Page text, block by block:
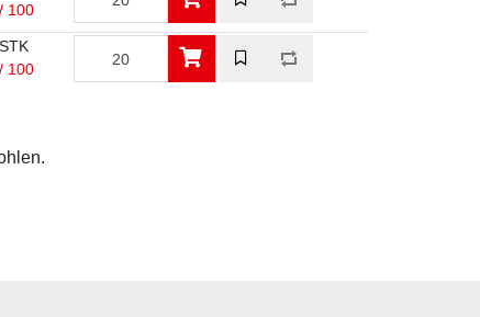
100
100